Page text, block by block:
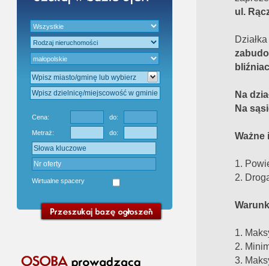
Cena: do:
Metraż: do:
Wirtualne spacery
ul.
Na
Na
Ważne
1.
2.
1.
2.
3.